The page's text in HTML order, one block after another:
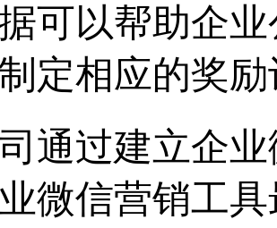
可以帮助企
定相应的奖
通过建立企
微信营销工